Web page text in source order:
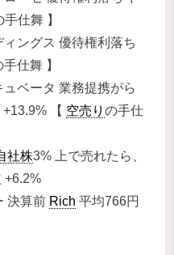
手仕舞 】
ングス 優待権利落ち
手仕舞 】
ベータ 業務提携がら
【 空売り の手仕
社株3% 上で売れたら、
+6.2%
決算前 Rich 平均766円